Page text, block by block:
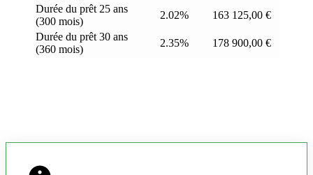
Durée du prêt 25 ans
(300 mois)
2.02%
163 125,00 €
Durée du prêt 30 ans
(360 mois)
2.35% 178 900,00 €